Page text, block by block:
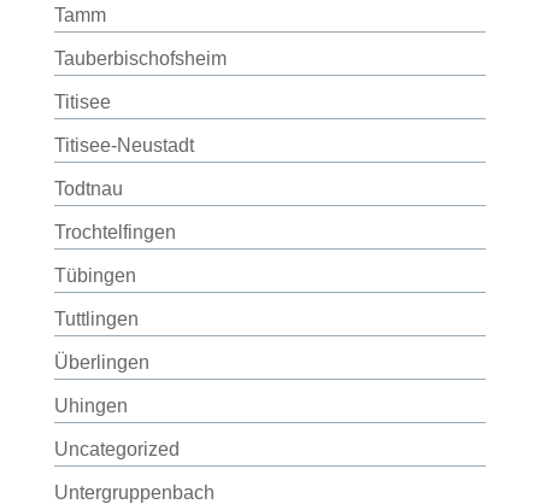
Tamm
Tauberbischofsheim
Titisee
Titisee-Neustadt
Todtnau
Trochtelfingen
Tübingen
Tuttlingen
Überlingen
Uhingen
Uncategorized
Untergruppenbach